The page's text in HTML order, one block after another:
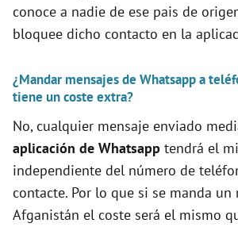
conoce a nadie de ese pais de
bloquee dicho contacto en la
¿Mandar mensajes de Whatsapp a
tiene un coste extra?
No, cualquier mensaje enviado
aplicación de Whatsapp tendrá el
independiente del número de
contacte. Por lo que si se manda un
Afganistán el coste será el mismo